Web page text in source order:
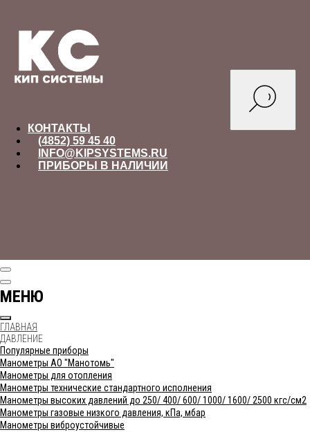
КОНТАКТЫ
(4852) 59 45 40
INFO@KIPSYSTEMS.RU
ПРИБОРЫ В НАЛИЧИИ
МЕНЮ
ГЛАВНАЯ
ДАВЛЕНИЕ
Популярные приборы
Манометры АО "Манотомь"
Манометры для отопления
Манометры технические стандартного исполнения
Манометры высоких давлений до 250/ 400/ 600/ 1000/ 1600/ 2500 кгс/см2
Манометры газовые низкого давления, кПа, мбар
Манометры виброустойчивые